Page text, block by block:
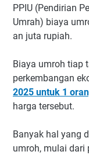
PPIU (Pendirian
Umrah) biaya
an juta rupiah.
Biaya umroh tiap
perkembangan
2025 untuk 1
harga tersebut.
Banyak hal yang
umroh, mulai dari